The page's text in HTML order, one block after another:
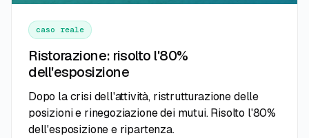
caso reale
Ristorazione: risolto l'80%
dell'esposizione
Dopo la crisi dell'attività, ristrutturazione delle
posizioni e rinegoziazione dei mutui. Risolto l'80%
dell'esposizione e ripartenza.